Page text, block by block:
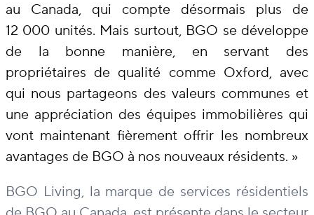
au Canada, qui compte désormais plus de
12 000 unités. Mais surtout, BGO se développe
de la bonne manière, en servant des
propriétaires de qualité comme Oxford, avec
qui nous partageons des valeurs communes et
une appréciation des équipes immobilières qui
vont maintenant fièrement offrir les nombreux
avantages de BGO à nos nouveaux résidents. »
BGO Living, la marque de services résidentiels